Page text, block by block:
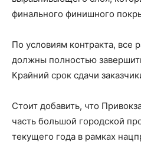
финального финишного
По условиям контракта, все
должны полностью
Крайний срок сдачи
Стоит добавить, что
часть большой городской
текущего года в рамках